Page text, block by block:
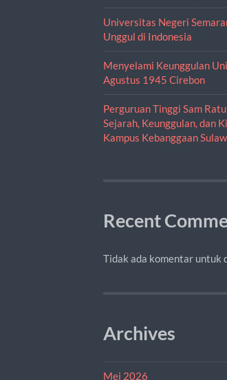
Universitas Negeri
Unggul di Indonesia
Menyelami Keunggulan
Agustus 1945 Cirebon
Perguruan Tinggi Sam
Sejarah, Keunggulan, dan
Kampus Kebanggaan
Recent
Tidak ada komentar untuk
Archives
Mei 2026